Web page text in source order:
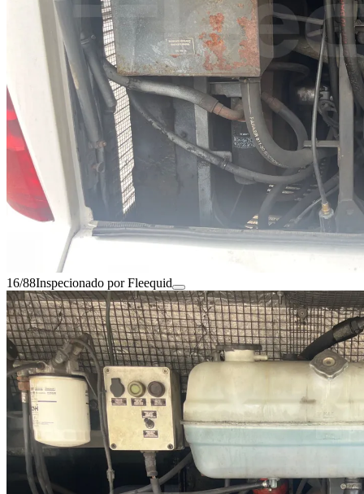
16/88Inspecionado por Fleequid